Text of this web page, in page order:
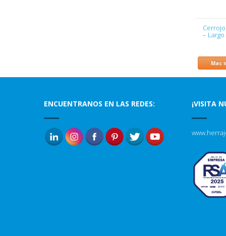
– Largo
Mas
ENCUENTRANOS EN LAS REDES: ¡VISITA